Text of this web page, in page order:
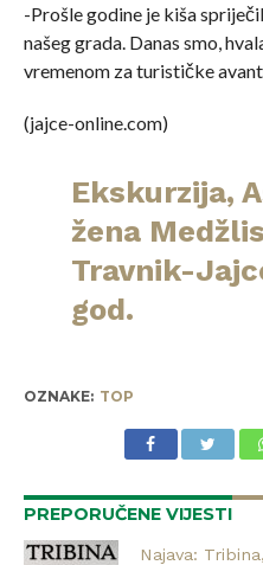
-Prošle godine je kiša
našeg grada. Danas smo,
vremenom za turističke
(jajce-online.com)
Ekskurzija,
žena
Travnik-
god.
OZNAKE: TOP
PREPORUČENE VIJESTI
Najava: